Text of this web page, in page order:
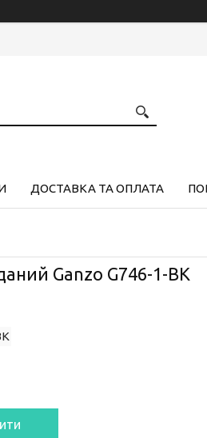
ДОСТАВКА ТА ОПЛАТА
Ganzo G746-1-BK